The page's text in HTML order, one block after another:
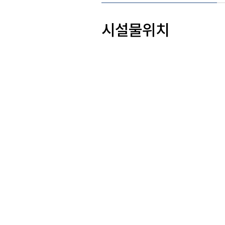
시설물위치